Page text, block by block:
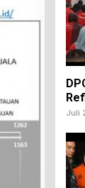
Juli